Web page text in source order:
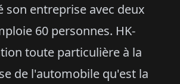
son entreprise avec deux
60 personnes. HK-
toute particulière à la
de l'automobile qu'est la